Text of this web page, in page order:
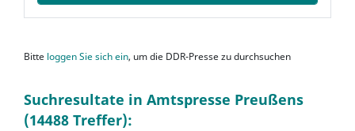
Bitte loggen Sie sich ein, um die DDR-Presse zu durchsuchen
Suchresultate in Amtspresse Preußens
(14488 Treffer):